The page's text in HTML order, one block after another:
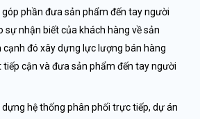
phần đưa sản phẩm đến tay người
nhận biết của khách hàng về sản
cạnh đó xây dựng lực lượng bán hàng
cận và đưa sản phẩm đến tay người
hệ thống phân phối trực tiếp, dự án